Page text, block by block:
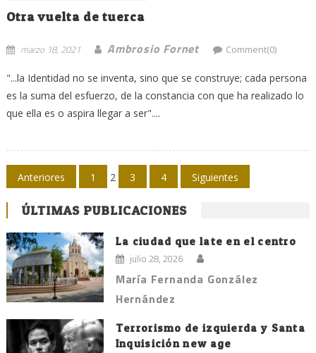
Otra vuelta de tuerca
marzo 18, 2021 Ambrosio Fornet Comment(0)
"...la Identidad no se inventa, sino que se construye; cada persona
es la suma del esfuerzo, de la constancia con que ha realizado lo
que ella es o aspira llegar a ser"....
Navegación
de
entradas
Anteriores 1 2 3 4 Siguientes
ÚLTIMAS PUBLICACIONES
La ciudad que late en el centro
julio 28, 2026
María Fernanda González
Hernández
Terrorismo de izquierda y Santa
Inquisición new age